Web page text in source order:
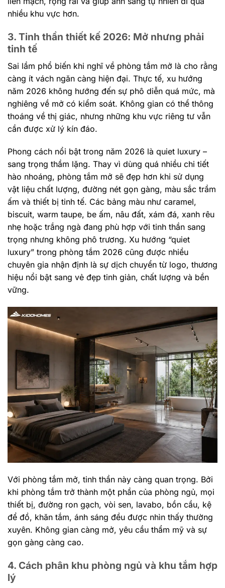
nhiều khu vực hơn.
3. Tinh thần thiết kế 2026: Mở nhưng phải
tinh tế
Sai lầm phổ biến khi nghĩ về phòng tắm mở là cho rằng
càng ít vách ngăn càng hiện đại. Thực tế, xu hướng
năm 2026 không hướng đến sự phô diễn quá mức, mà
nghiêng về mở có kiểm soát. Không gian có thể thông
thoáng về thị giác, nhưng những khu vực riêng tư vẫn
cần được xử lý kín đáo.
Phong cách nổi bật trong năm 2026 là quiet luxury –
sang trọng thầm lặng. Thay vì dùng quá nhiều chi tiết
hào nhoáng, phòng tắm mở sẽ đẹp hơn khi sử dụng
vật liệu chất lượng, đường nét gọn gàng, màu sắc trầm
ấm và thiết bị tinh tế. Các bảng màu như caramel,
biscuit, warm taupe, be ấm, nâu đất, xám đá, xanh rêu
nhẹ hoặc trắng ngà đang phù hợp với tinh thần sang
trọng nhưng không phô trương. Xu hướng “quiet
luxury” trong phòng tắm 2026 cũng được nhiều
chuyên gia nhận định là sự dịch chuyển từ logo, thương
hiệu nổi bật sang vẻ đẹp tinh giản, chất lượng và bền
vững.
Với phòng tắm mở, tinh thần này càng quan trọng. Bởi
khi phòng tắm trở thành một phần của phòng ngủ, mọi
thiết bị, đường ron gạch, vòi sen, lavabo, bồn cầu, kệ
để đồ, khăn tắm, ánh sáng đều được nhìn thấy thường
xuyên. Không gian càng mở, yêu cầu thẩm mỹ và sự
gọn gàng càng cao.
4. Cách phân khu phòng ngủ và khu tắm hợp
lý